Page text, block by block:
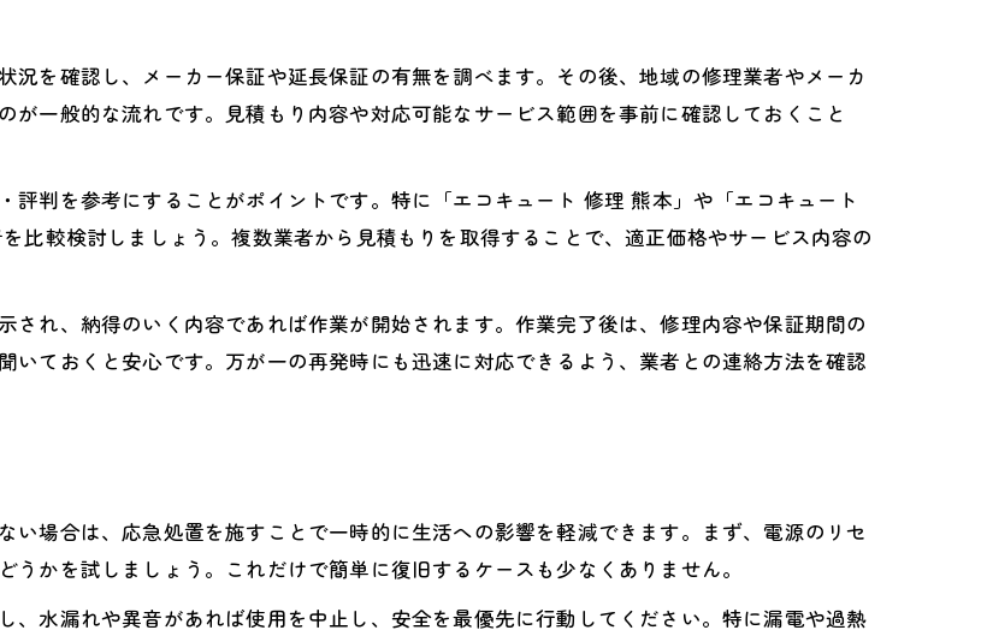
エコキュート交換が必要な症状の見極め方
修理費用と交換費用の違いを徹底解説
ュート費用を抑えるための最新知識
コキュート修理費用の内訳と相場把握
エコキュート費用を抑える見積もり比較術
補助金活用でエコキュート費用軽減のコツ
故障を防ぐエコキュートの日常管理術
エコキュート利用時に注意したい点まとめ
エネを意識したエコキュート活用法
を確認し、メーカー保証や延長保証の有無を調べます。その後、地域の修理業者やメーカ
一般的な流れです。見積もり内容や対応可能なサービス範囲を事前に確認しておくこと
判を参考にすることがポイントです。特に「エコキュート 修理 熊本」や「エコキュート
比較検討しましょう。複数業者から見積もりを取得することで、適正価格やサービス内容の
れ、納得のいく内容であれば作業が開始されます。作業完了後は、修理内容や保証期間の
ておくと安心です。万が一の再発時にも迅速に対応できるよう、業者との連絡方法を確認
場合は、応急処置を施すことで一時的に生活への影響を軽減できます。まず、電源のリセ
かを試しましょう。これだけで簡単に復旧するケースも少なくありません。
、水漏れや異音があれば使用を中止し、安全を最優先に行動してください。特に漏電や過熱